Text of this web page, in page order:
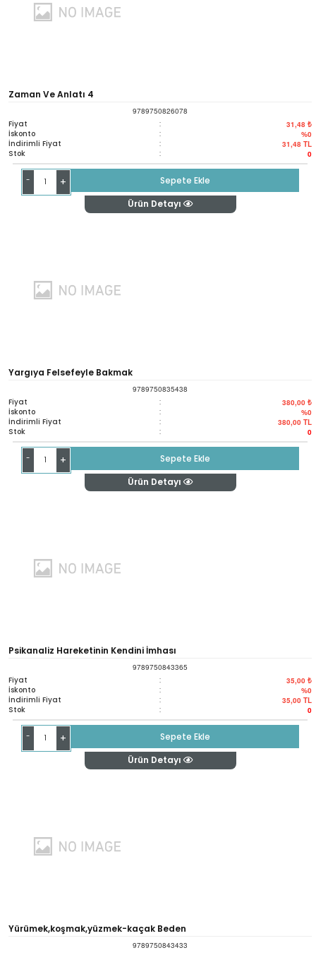
Zaman Ve Anlatı 4
9789750826078
Fiyat : 31,48 ₺
İskonto : %0
İndirimli Fiyat : 31,48 TL
Stok : 0
- +
Sepete Ekle
Ürün Detayı
Yargıya Felsefeyle Bakmak
9789750835438
Fiyat : 380,00 ₺
İskonto : %0
İndirimli Fiyat : 380,00 TL
Stok : 0
- +
Sepete Ekle
Ürün Detayı
Psikanaliz Hareketinin Kendini İmhası
9789750843365
Fiyat : 35,00 ₺
İskonto : %0
İndirimli Fiyat : 35,00 TL
Stok : 0
- +
Sepete Ekle
Ürün Detayı
Yürümek,koşmak,yüzmek-kaçak Beden
9789750843433